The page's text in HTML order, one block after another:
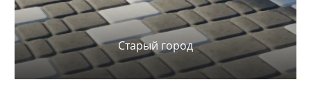
Старый город